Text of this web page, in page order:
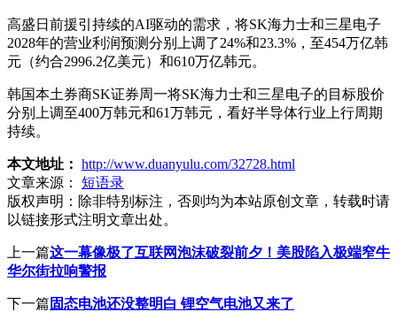
高盛日前援引持续的AI驱动的需求，将SK海力士和三星电子
2028年的营业利润预测分别上调了24%和23.3%，至454万亿韩
元（约合2996.2亿美元）和610万亿韩元。
韩国本土券商SK证券周一将SK海力士和三星电子的目标股价
分别上调至400万韩元和61万韩元，看好半导体行业上行周期
持续。
本文地址： http://www.duanyulu.com/32728.html
文章来源：
短语录
版权声明： 除非特别标注，否则均为本站原创文章，转载时请
以链接形式注明文章出处。
上一篇这一幕像极了互联网泡沫破裂前夕！美股陷入极端窄牛
华尔街拉响警报
下一篇 固态电池还没整明白 锂空气电池又来了